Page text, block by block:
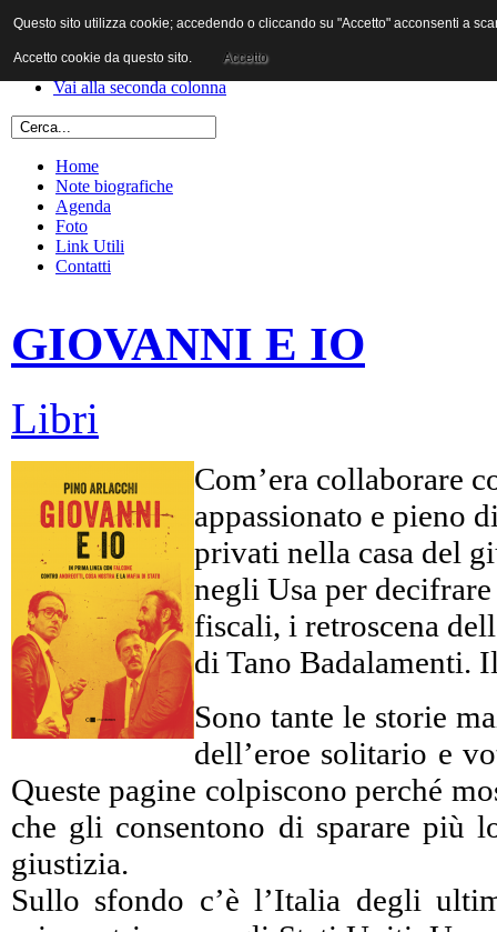
Vai al contenuto
Vai alla prima colonna
Vai alla seconda colonna
Home
Note biografiche
Agenda
Foto
Link Utili
Contatti
GIOVANNI E IO
Libri
Com’era collaborare
appassionato e pieno
privati nella casa del
negli Usa per
fiscali, i retroscena
di Tano Badalamenti.
Sono tante le storie
dell’eroe solitario e
Queste pagine colpiscono perché
che gli consentono di sparare più
giustizia.
Sullo sfondo c’è l’Italia degli
Questo sito utilizza cookie; accedendo o cliccando su "Accetto" acconsenti a
Accetto cookie da questo sito. Accetto